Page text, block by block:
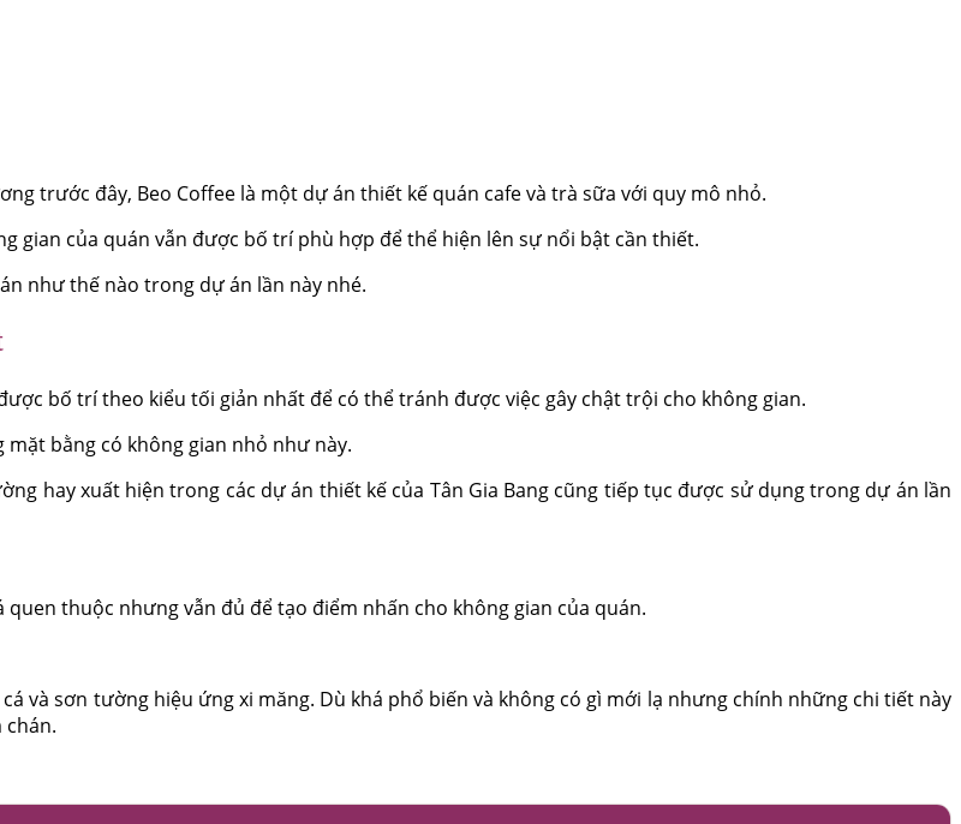
trước đây, Beo Coffee là một dự án thiết kế quán cafe và trà sữa với quy mô nhỏ.
gian của quán vẫn được bố trí phù hợp để thể hiện lên sự nổi bật cần thiết.
như thế nào trong dự án lần này nhé.
bố trí theo kiểu tối giản nhất để có thể tránh được việc gây chật trội cho không gian.
bằng có không gian nhỏ như này.
hay xuất hiện trong các dự án thiết kế của Tân Gia Bang cũng tiếp tục được sử dụng trong dự án lần
thuộc nhưng vẫn đủ để tạo điểm nhấn cho không gian của quán.
và sơn tường hiệu ứng xi măng. Dù khá phổ biến và không có gì mới lạ nhưng chính những chi tiết này